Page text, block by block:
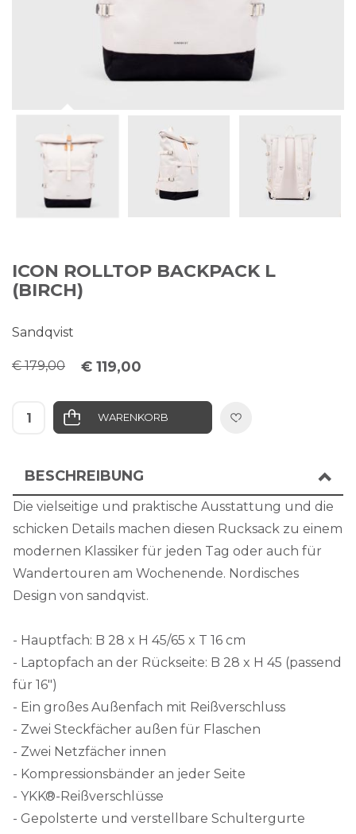
ICON ROLLTOP BACKPACK L
(BIRCH)
Sandqvist
€ 179,00 € 119,00
WARENKORB IN DIE WUNSCHLISTE
BESCHREIBUNG
Die vielseitige und praktische Ausstattung und die
schicken Details machen diesen Rucksack zu einem
modernen Klassiker für jeden Tag oder auch für
Wandertouren am Wochenende. Nordisches
Design von sandqvist.
- Hauptfach: B 28 x H 45/65 x T 16 cm
- Laptopfach an der Rückseite: B 28 x H 45 (passend
für 16")
- Ein großes Außenfach mit Reißverschluss
- Zwei Steckfächer außen für Flaschen
- Zwei Netzfächer innen
- Kompressionsbänder an jeder Seite
- YKK®-Reißverschlüsse
- Gepolsterte und verstellbare Schultergurte